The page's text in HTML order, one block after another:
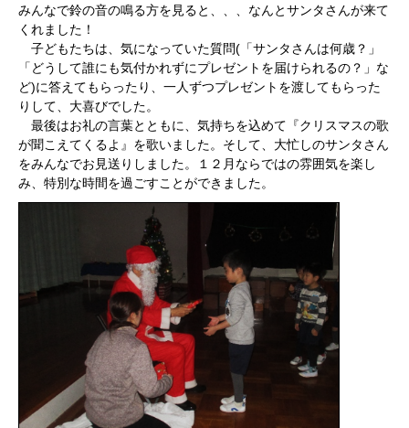
みんなで鈴の音の鳴る方を見ると、、、なんとサンタさんが来て
くれました！
子どもたちは、気になっていた質問( 「サンタさんは何歳？」
「どうして誰にも気付かれずにプレゼントを届けられるの？」な
ど)に答えてもらったり、一人ずつプレゼントを渡してもらった
りして、大喜びでした。
最後はお礼の言葉とともに、気持ちを込めて『クリスマスの歌
が聞こえてくるよ』を歌いました。そして、大忙しのサンタさん
をみんなでお見送りしました。１２月ならではの雰囲気を楽し
み、特別な時間を過ごすことができました。